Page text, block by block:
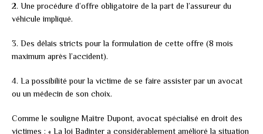
2. Une procédure d’offre obligatoire de la part de l’assureur du
véhicule impliqué.
3. Des délais stricts pour la formulation de cette offre (8 mois
maximum après l’accident).
4. La possibilité pour la victime de se faire assister par un avocat
ou un médecin de son choix.
Comme le souligne Maître Dupont, avocat spécialisé en droit des
victimes : « La loi Badinter a considérablement amélioré la situation